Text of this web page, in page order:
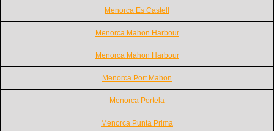
Menorca Es Castell
Menorca Mahon Harbour
Menorca Mahon Harbour
Menorca Port Mahon
Menorca Portela
Menorca Punta Prima